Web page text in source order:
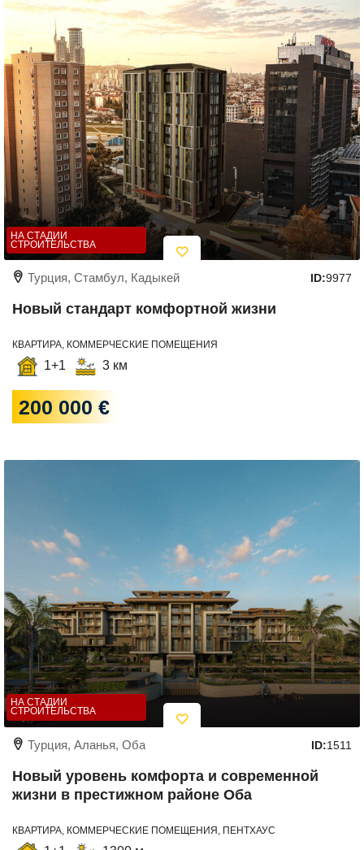
НА СТАДИИ
СТРОИТЕЛЬСТВА
Турция, Стамбул, Кадыкей ID:9977
Новый стандарт комфортной жизни
КВАРТИРА, КОММЕРЧЕСКИЕ ПОМЕЩЕНИЯ
1+1 3 км
200 000 €
НА СТАДИИ
СТРОИТЕЛЬСТВА
Турция, Аланья, Оба ID:1511
Новый уровень комфорта и современной
жизни в престижном районе Оба
КВАРТИРА, КОММЕРЧЕСКИЕ ПОМЕЩЕНИЯ, ПЕНТХАУС